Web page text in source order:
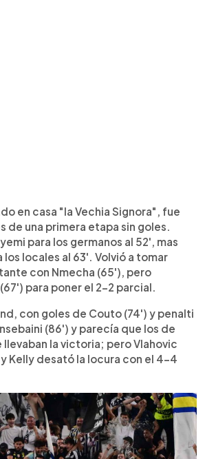
en casa "la Vechia Signora", fue
de una primera etapa sin goles.
para los germanos al 52', mas
locales al 63'. Volvió a tomar
con Nmecha (65'), pero
para poner el 2-2 parcial.
con goles de Couto (74') y penalti
(86') y parecía que los de
llevaban la victoria; pero Vlahovic
Kelly desató la locura con el 4-4